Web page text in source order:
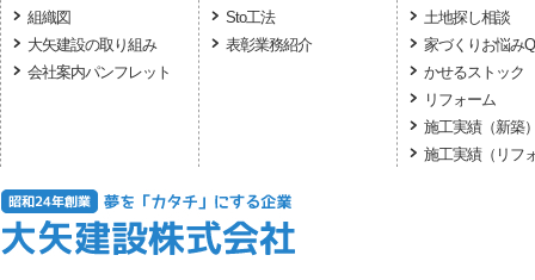
組織図
大矢建設の取り組み
会社案内パンフレット
Sto工法
表彰業務紹介
土地探し相談
家づくりお悩み
かせるストック
リフォーム
施工実績（新築
施工実績（リフ